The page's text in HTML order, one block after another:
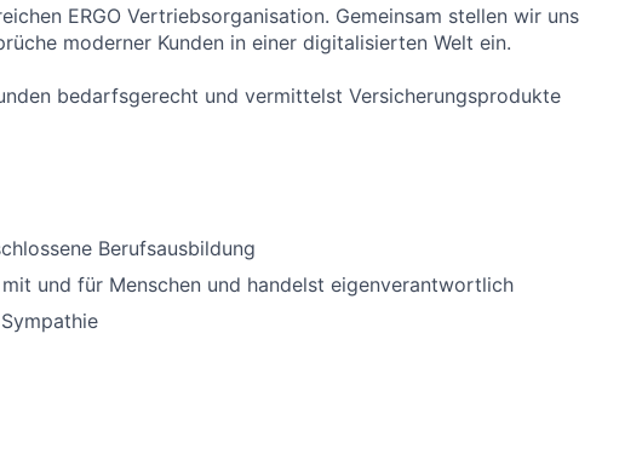
ERGO Vertriebsorganisation. Gemeinsam stellen wir uns
moderner Kunden in einer digitalisierten Welt ein.
bedarfsgerecht und vermittelst Versicherungsprodukte
Berufsausbildung
und für Menschen und handelst eigenverantwortlich